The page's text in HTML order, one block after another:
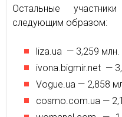
Остальные
следующим образом:
liza.ua — 3,259
ivona.bigmir.net —
Vogue.ua — 2,858
cosmo.com.ua —